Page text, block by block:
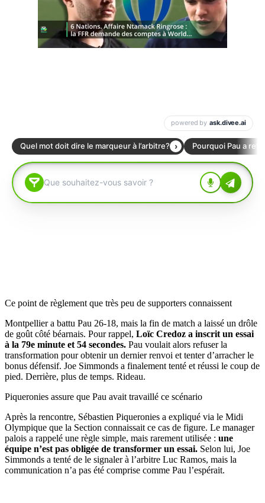
Ce point de règlement que très peu de supporters connaissent
Montpellier a battu Pau 26-18, mais la fin de match a laissé un drôle
de goût côté béarnais. Pour rappel, Loïc Credoz a inscrit un essai
à la 79e minute et 54 secondes. Pau voulait alors refuser la
transformation pour obtenir un dernier renvoi et tenter d’arracher le
bonus défensif. Joe Simmonds a finalement tenté et réussi le coup de
pied. Derrière, plus de temps. Rideau.
Piqueronies assure que Pau avait travaillé ce scénario
Après la rencontre, Sébastien Piqueronies a expliqué via le Midi
Olympique que la Section connaissait ce cas de figure. Le manager
palois a rappelé une règle simple, mais rarement utilisée : une
équipe n’est pas obligée de transformer un essai. Selon lui, Joe
Simmonds a tenté de le signaler à l’arbitre Luc Ramos, mais la
communication n’a pas été comprise comme Pau l’espérait.